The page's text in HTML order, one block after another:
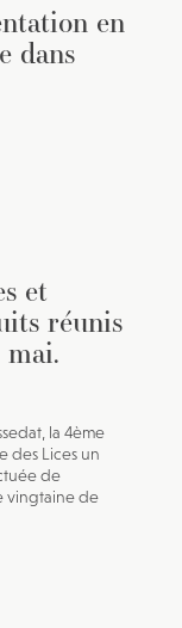
en
dans
et
réunis
la 4ème
des Lices un
de
vingtaine de